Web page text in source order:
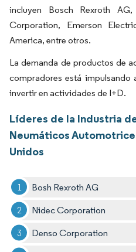
incluyen Bosch Rexroth
Corporation, Emerson
America, entre otros.
La demanda de productos de
compradores está impulsando
invertir en actividades de I+D.
Líderes de la Industria
Neumáticos
Unidos
Bosh Rexroth AG
Nidec Corporation
Denso Corporation